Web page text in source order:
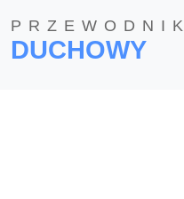
PRZEWODNIK
DUCHOWY